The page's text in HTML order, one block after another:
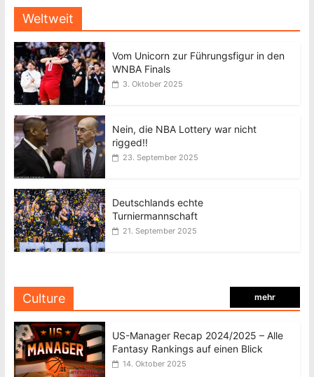
Weltweit
Vom Unicorn zur Führungsfigur in den
WNBA Finals
3. Oktober 2025
Nein, die NBA Lottery war nicht
rigged!!
23. September 2025
Deutschlands echte
Turniermannschaft
21. September 2025
Culture mehr
US-Manager Recap 2024/2025 – Alle
Fantasy Rankings auf einen Blick
14. Oktober 2025